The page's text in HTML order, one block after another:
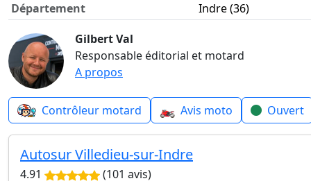
Département
Indre (36)
Gilbert Val
Responsable éditorial et motard
A propos
Contrôleur motard 🏍️ Avis moto Ouvert
Autosur Villedieu-sur-Indre
4.91 (101 avis)